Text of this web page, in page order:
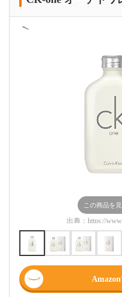
＜
この商品を
出典： https://